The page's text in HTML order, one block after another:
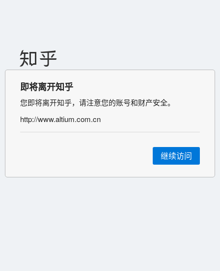
即将离开知乎
您即将离开知乎，请注意您的账号和财产安全。
http://www.altium.com.cn
继续访问